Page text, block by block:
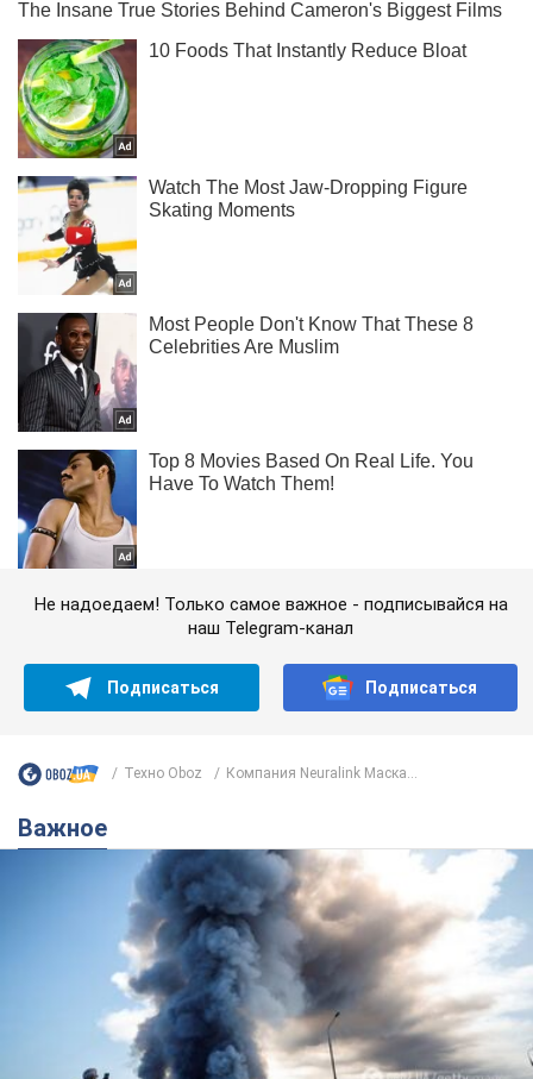
Не надоедаем! Только самое важное - подписывайся на
наш Telegram-канал
Подписаться Подписаться
Техно Oboz Компания Neuralink Маска...
Важное